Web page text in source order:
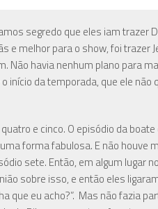
segredo que eles iam trazer
e melhor para o show, foi trazer
Não havia nenhum plano para
início da temporada, que ele
e cinco. O episódio da
forma fabulosa. E não houve
sete. Então, em algum lugar
sobre isso, e então eles
que eu acho?”. Mas não fazia